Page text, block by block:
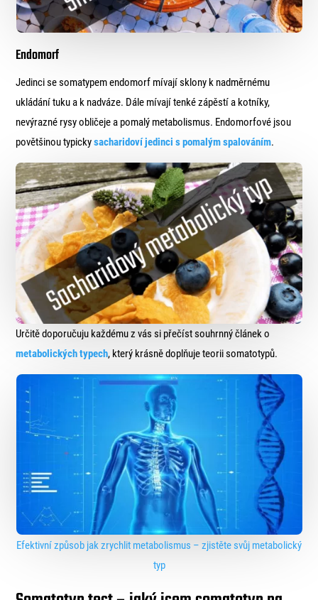
Endomorf
Jedinci se somatypem endomorf mívají sklony k nadměrnému
ukládání tuku a k nadváze. Dále mívají tenké zápěstí a kotníky,
nevýrazné rysy obličeje a pomalý metabolismus. Endomorfové jsou
povětšinou typickysacharidoví jedinci s pomalým spalováním.
Určitě doporučuju každému z vás si přečíst souhrnný článek o
metabolických typech, který krásně doplňuje teorii somatotypů.
Efektivní způsob jak zrychlit metabolismus – zjistěte svůj metabolický
typ